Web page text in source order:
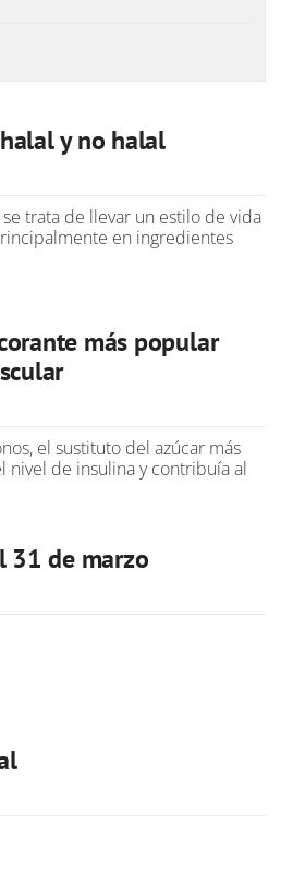
y no halal
trata de llevar un estilo de vida
en ingredientes
más popular
el sustituto del azúcar más
nivel de insulina y contribuía al
31 de marzo